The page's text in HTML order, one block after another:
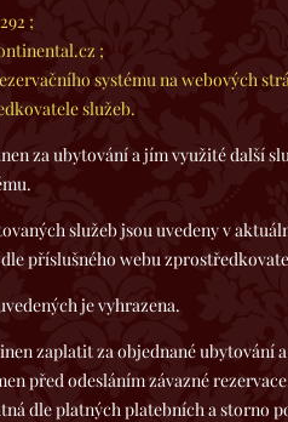
;
;
systému na webových
služeb.
a jím využité další služby
jsou uvedeny v aktuálně
příslušného webu
je vyhrazena.
za objednané ubytování a
před odesláním závazné
dle platných platebních a storno